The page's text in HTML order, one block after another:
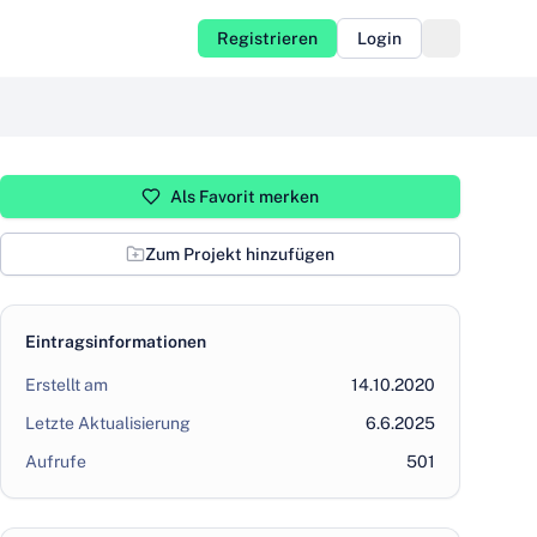
Registrieren Login
Als Favorit merken
Zum Projekt hinzufügen
Eintragsinformationen
Erstellt am
14.10.2020
Letzte Aktualisierung
6.6.2025
Aufrufe
501